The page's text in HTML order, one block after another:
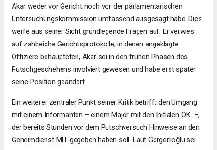
Akar weder vor Gericht noch vor der parlamentarischen
Untersuchungskommission umfassend ausgesagt habe. Dies
werfe aus seiner Sicht grundlegende Fragen auf. Er verwies
auf zahlreiche Gerichtsprotokolle, in denen angeklagte
Offiziere behaupteten, Akar sei in den frühen Phasen des
Putschgeschehens involviert gewesen und habe erst später
seine Position geändert.
Ein weiterer zentraler Punkt seiner Kritik betrifft den Umgang
mit einem Informanten – einem Major mit den Initialen O.K. –,
der bereits Stunden vor dem Putschversuch Hinweise an den
Geheimdienst MIT gegeben haben soll. Laut Gergerlioğlu sei